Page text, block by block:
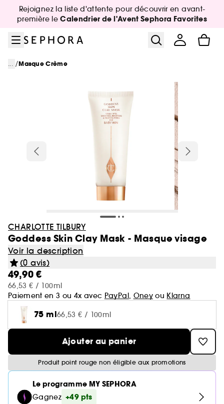
Aller au menu
Aller au contenu principal
Aller au pied de page
Rejoignez la liste d'attente pour découvrir en avant-
première leCalendrier de l'Avent Sephora Favorites
... /Masque Crème
CHARLOTTE TILBURY
Goddess Skin Clay Mask - Masque visage
Voir la description
(0 avis)
49,90 €
66,53 € / 100ml
Paiement en 3 ou 4x avec PayPal, Oneyou Klarna
75 ml66,53 € / 100ml
Ajouter au panier
Produit point rouge non éligible aux promotions
Le programme MY SEPHORA
Gagnez +49 pts